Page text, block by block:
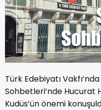
Türk Edebiyatı
Sohbetleri’nde Hucurat
Kudüs’ün önemi